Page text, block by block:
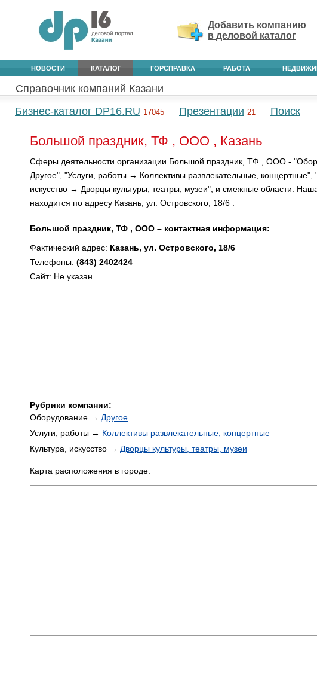
Добавить компанию
в деловой каталог
НОВОСТИ КАТАЛОГ ГОРСПРАВКА РАБОТА
Справочник компаний Казани
Бизнес-каталог DP16.RU 17045 Презентации 21 Поиск
Большой праздник, ТФ , ООО , Казань
Сферы деятельности организации Большой праздник, ТФ , ООО -
Другое", "Услуги, работы → Коллективы развлекательные, концертные",
искусство → Дворцы культуры, театры, музеи", и смежные области.
находится по адресу Казань, ул. Островского, 18/6 .
Большой праздник, ТФ , ООО – контактная информация:
Фактический адрес: Казань, ул. Островского, 18/6
Телефоны: (843) 2402424
Сайт: Не указан
Рубрики компании:
Оборудование → Другое
Услуги, работы → Коллективы развлекательные, концертные
Культура, искусство → Дворцы культуры, театры, музеи
Карта расположения в городе: